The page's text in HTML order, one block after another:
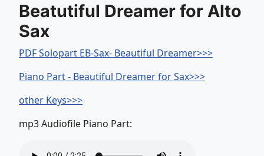
Beatutiful Dreamer for Alto
Sax
PDF Solopart EB-Sax- Beautiful Dreamer>>>
Piano Part - Beautiful Dreamer for Sax>>>
other Keys>>>
mp3 Audiofile Piano Part: